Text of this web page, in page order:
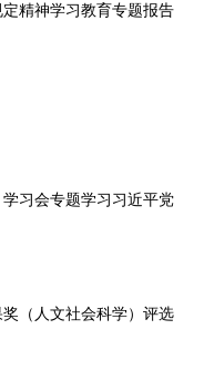
精神学习教育专题报告
习会专题学习习近平党
（人文社会科学）评选